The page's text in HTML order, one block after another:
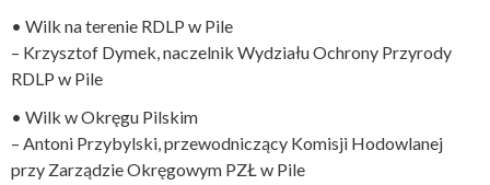
• Wilk na terenie RDLP w Pile
– Krzysztof Dymek, naczelnik Wydziału Ochrony Przyrody
RDLP w Pile
• Wilk w Okręgu Pilskim
– Antoni Przybylski, przewodniczący Komisji Hodowlanej
przy Zarządzie Okręgowym PZŁ w Pile